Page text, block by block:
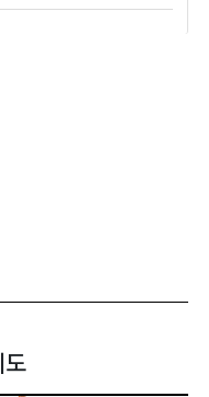
( Hey Jung Jun )